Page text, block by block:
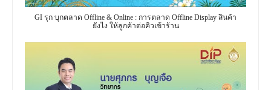
GI รุก บุกตลาด Offline & Online : การตลาด Offline Display สินค้า
ยังไง ให้ลูกค้าต่อคิวเข้าร้าน